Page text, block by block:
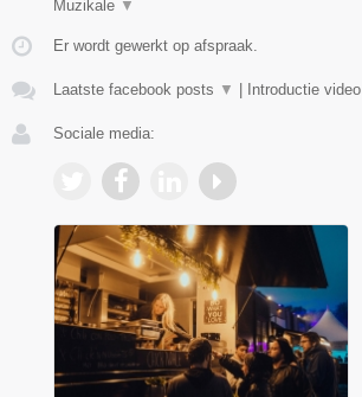
Muzikale ▼
Er wordt gewerkt op afspraak.
Laatste facebook posts ▼ Introductie video
Sociale media: